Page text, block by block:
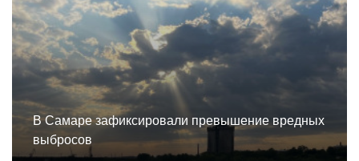
В Самаре зафиксировали превышение вредных
выбросов